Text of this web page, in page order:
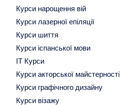
Курси нарощення вій
Курси лазерної епіляції
Курси шиття
Курси іспанської мови
ІТ Курси
Курси акторської майстерності
Курси графічного дизайну
Курси візажу